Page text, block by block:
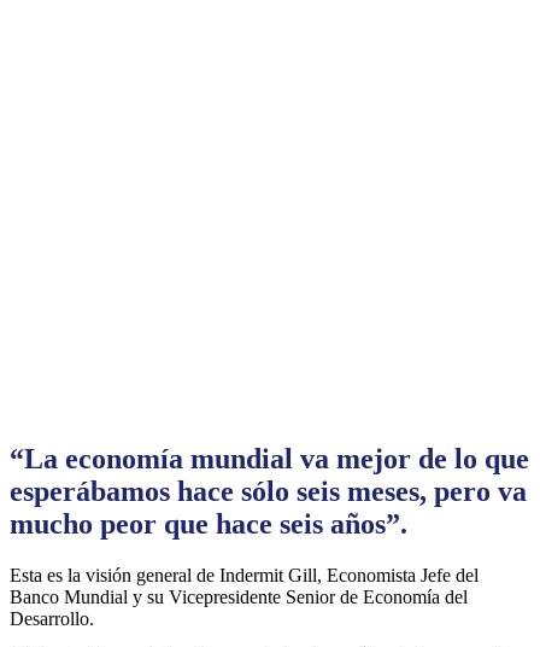
“La economía mundial va mejor de lo que
esperábamos hace sólo seis meses, pero va
mucho peor que hace seis años”.
Esta es la visión general de Indermit Gill, Economista Jefe del
Banco Mundial y su Vicepresidente Senior de Economía del
Desarrollo.